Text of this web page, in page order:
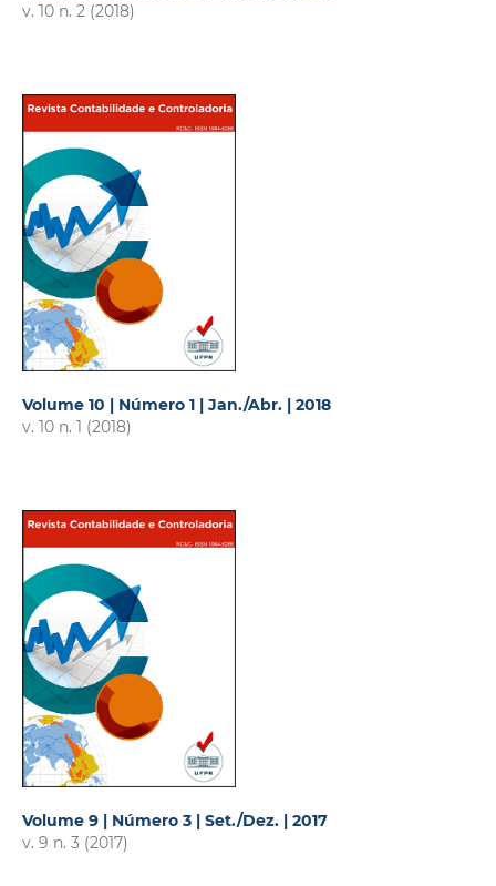
v. 10 n. 2 (2018)
Volume 10 | Número 1 | Jan./Abr. | 2018
v. 10 n. 1 (2018)
Volume 9 | Número 3 | Set./Dez. | 2017
v. 9 n. 3 (2017)